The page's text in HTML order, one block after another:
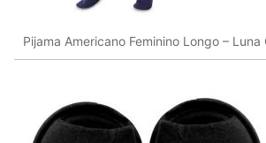
Pijama Americano Feminino Longo – Luna